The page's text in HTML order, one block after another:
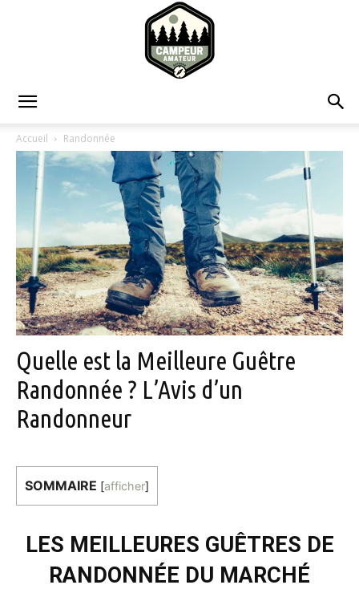
Amateur
Accueil Randonnée
Quelle est la Meilleure Guêtre
Randonnée ? L’Avis d’un
Randonneur
SOMMAIRE [afficher]
LES MEILLEURES GUÊTRES DE
RANDONNÉE DU MARCHÉ